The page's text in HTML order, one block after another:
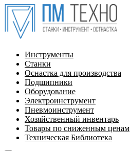
Инструменты
Станки
Оснастка для производства
Подшипники
Оборудование
Электроинструмент
Пневмоинструмент
Хозяйственный инвентарь
Товары по сниженным ценам
Техническая Библиотека